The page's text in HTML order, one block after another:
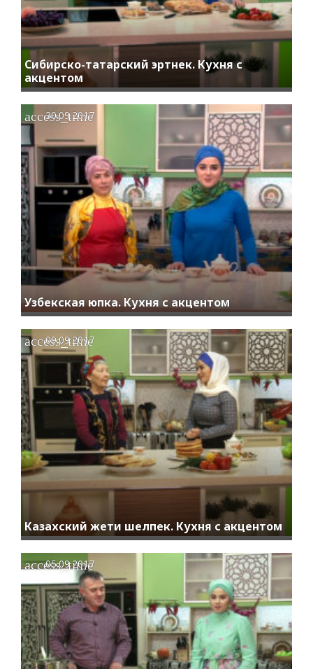
Сибирскo-татарский эртнек. Кухня с
акцентом
Узбекская юпка. Кухня с акцентом
access_time
30.09.2017
Казахский жети шелпек. Кухня с акцентом
access_time
09.09.2017
access_time
05.09.2017